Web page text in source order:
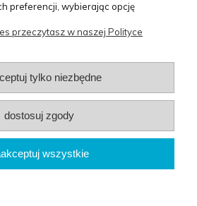
i
dostawa
O nas
BG Berlin
100 61-005 Poznań
preferencji, wybierając opcję
przeczytasz w naszej Polityce
tylko niezbędne
dostosuj zgody
wszystkie